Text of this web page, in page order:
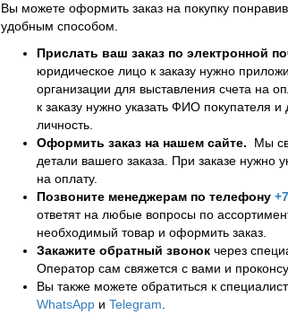
Вы можете оформить заказ на покупку
удобным способом.
Прислать ваш заказ по электронной
юридическое лицо к заказу нужно
организации для выставления счета на
к заказу нужно указать ФИО покупателя
личность.
Оформить заказ на нашем сайте. Мы
детали вашего заказа. При заказе нужно
на оплату.
Позвоните менеджерам по телефону
ответят на любые вопросы по
необходимый товар и оформить заказ.
Закажите обратный звонокчерез
Оператор сам свяжется с вами и
Вы также можете обратиться к
WhatsAppи Telegram.